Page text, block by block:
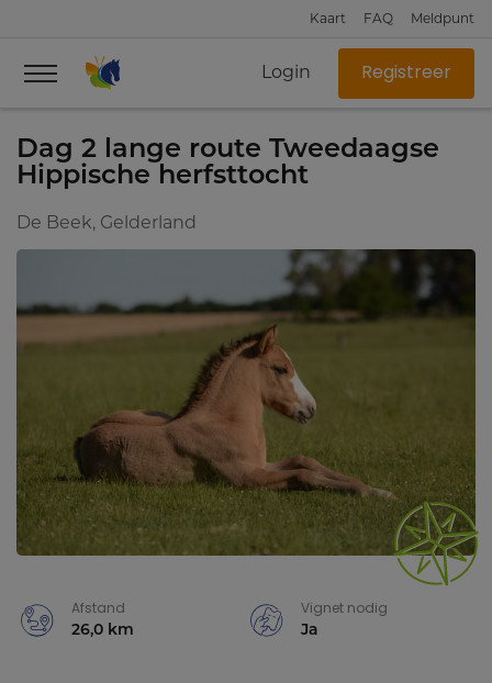
Kaart FAQ Meldpunt
Login Registreer
Dag 2 lange route Tweedaagse
Hippische herfsttocht
De Beek, Gelderland
Afstand
26,0 km
Vignet nodig
Ja